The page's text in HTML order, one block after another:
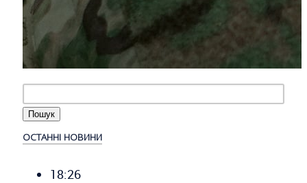
ОСТАННІ НОВИНИ
18:26